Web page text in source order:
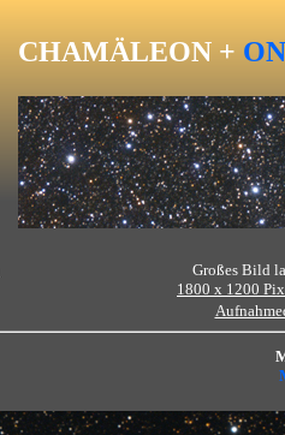
CHAMÄLEON +
Großes Bild
1800 x 1200